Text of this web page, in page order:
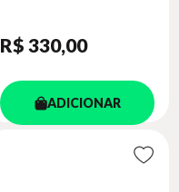
R$ 330,00
ADICIONAR